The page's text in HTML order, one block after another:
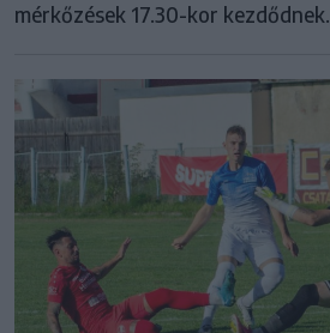
mérkőzések 17.30-kor kezdődnek.